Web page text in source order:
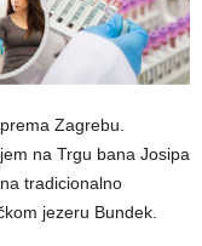
Zagrebu.
na Trgu bana Josipa
tradicionalno
jezeru Bundek.